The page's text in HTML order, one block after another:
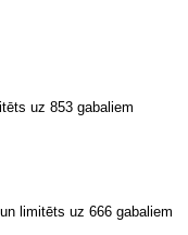
uz 853 gabaliem
limitēts uz 666 gabaliem